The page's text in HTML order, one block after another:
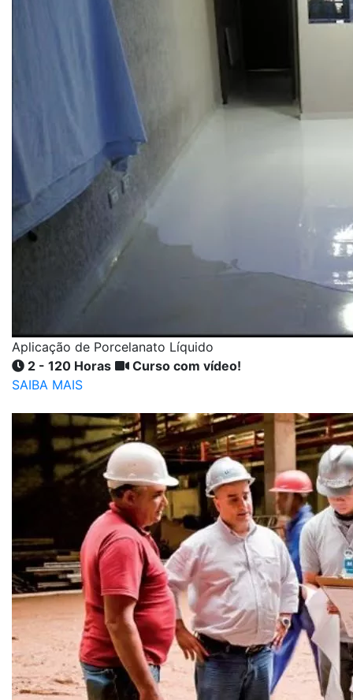
Aplicação de Porcelanato Líquido
2 - 120 Horas
Curso com vídeo!
SAIBA MAIS